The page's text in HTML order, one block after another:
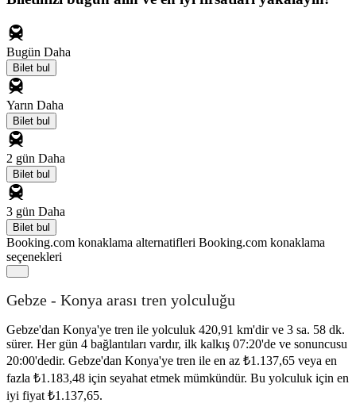
Bugün Daha
Bilet bul
Yarın Daha
Bilet bul
2 gün Daha
Bilet bul
3 gün Daha
Bilet bul
Booking.com konaklama alternatifleri Booking.com konaklama
seçenekleri
Gebze - Konya arası tren yolculuğu
Gebze'dan Konya'ye tren ile yolculuk 420,91 km'dir ve 3 sa. 58 dk.
sürer. Her gün 4 bağlantıları vardır, ilk kalkış 07:20'de ve sonuncusu
20:00'dedir. Gebze'dan Konya'ye tren ile en az ₺1.137,65 veya en
fazla ₺1.183,48 için seyahat etmek mümkündür. Bu yolculuk için en
iyi fiyat ₺1.137,65.